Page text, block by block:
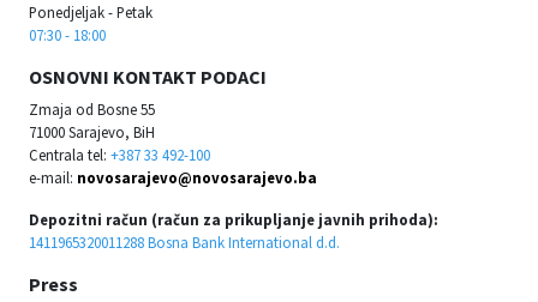
Ponedjeljak - Petak
07:30 - 18:00
OSNOVNI KONTAKT PODACI
Zmaja od Bosne 55
71000 Sarajevo, BiH
Centrala tel: +387 33 492-100
e-mail: novosarajevo@novosarajevo.ba
Depozitni račun (račun za prikupljanje javnih prihoda):
1411965320011288 Bosna Bank International d.d.
Press